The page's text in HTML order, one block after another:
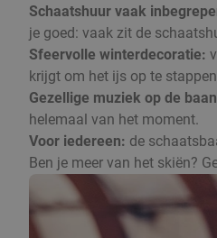
Schaatshuur vaak
je goed: vaak zit de
Sfeervolle winterdecoratie:
krijgt om het ijs op te
Gezellige muziek op de
helemaal van het moment.
Voor iedereen: de
Ben je meer van het skiën?